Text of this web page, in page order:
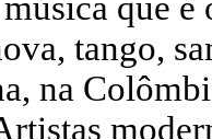
que
tango,
na